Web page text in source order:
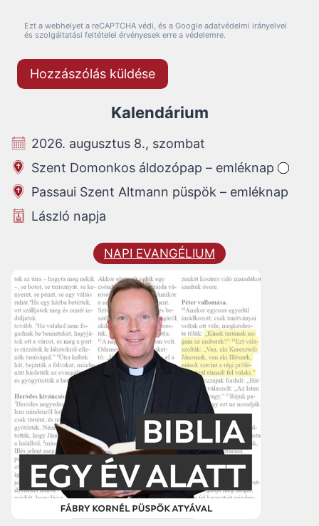
Ezt a webhelyet a reCAPTCHA védi, és a Google adatvédelmi irányelvei
és szolgáltatási feltételei érvényesek erre a védelemre.
Kalendárium
2026. augusztus 8., szombat
Szent Domonkos áldozópap – emléknap
Passaui Szent Altmann püspök – emléknap
László napja
NAPI EVANGÉLIUM